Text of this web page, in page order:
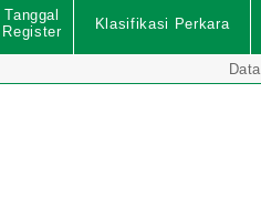
Tanggal
Register
Klasifikasi Perkara